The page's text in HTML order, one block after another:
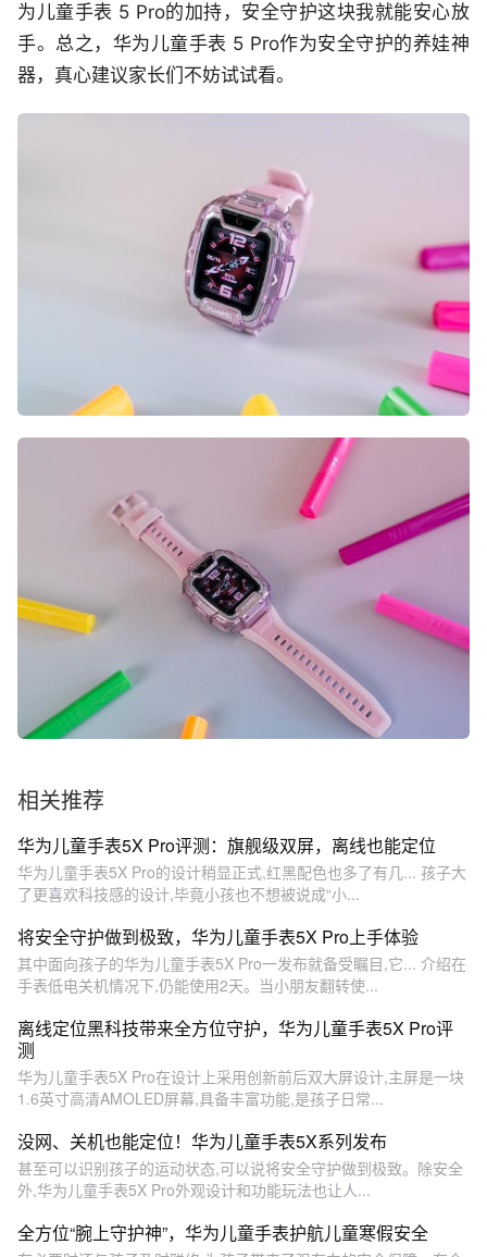
为儿童手表 5 Pro的加持，安全守护这块我就能安心放
手。总之，华为儿童手表 5 Pro作为安全守护的养娃神
器，真心建议家长们不妨试试看。
相关推荐
华为儿童手表5X Pro评测：旗舰级双屏，离线也能定位
华为儿童手表5X Pro的设计稍显正式,红黑配色也多了有几... 孩子大
了更喜欢科技感的设计,毕竟小孩也不想被说成“小...
将安全守护做到极致，华为儿童手表5X Pro上手体验
其中面向孩子的华为儿童手表5X Pro一发布就备受瞩目,它... 介绍在
手表低电关机情况下,仍能使用2天。当小朋友翻转使...
离线定位黑科技带来全方位守护，华为儿童手表5X Pro评
测
华为儿童手表5X Pro在设计上采用创新前后双大屏设计,主屏是一块
1.6英寸高清AMOLED屏幕,具备丰富功能,是孩子日常...
没网、关机也能定位！华为儿童手表5X系列发布
甚至可以识别孩子的运动状态,可以说将安全守护做到极致。除安全
外,华为儿童手表5X Pro外观设计和功能玩法也让人...
全方位“腕上守护神”，华为儿童手表护航儿童寒假安全